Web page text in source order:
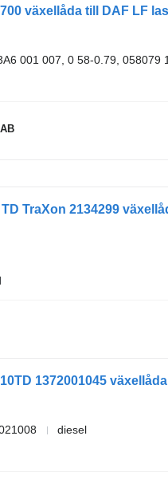
växellåda till DAF LF
001 007, 0 58-0.79, 058079
TraXon 2134299
1372001045
diesel